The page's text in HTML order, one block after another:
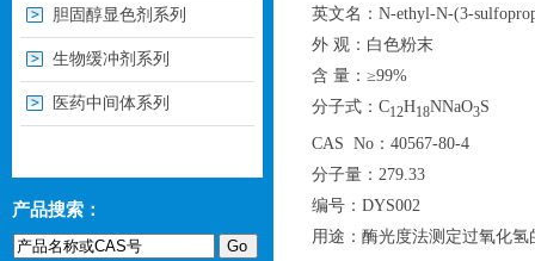
胆固醇显色剂系列
生物缓冲剂系列
医药中间体系列
产品搜索：
英文名：N-ethyl-N-(3-
外 观：白色粉末
含 量：≥99%
分子式：C12H18NNaO3S
CAS No：40567-80-4
分子量：279.33
编号：DYS002
用途：酶光度法测定过氧化